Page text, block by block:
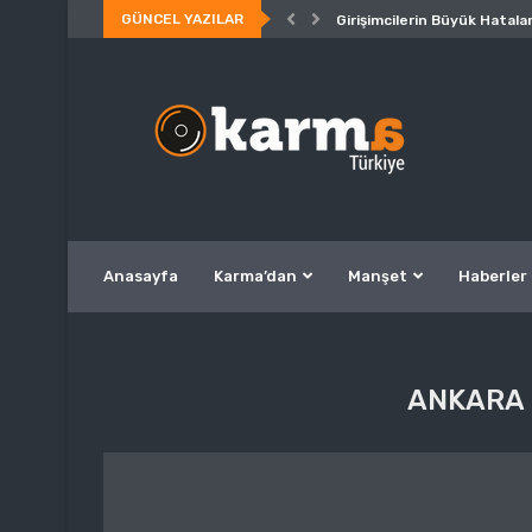
GÜNCEL YAZILAR Girişimcilerin Büyük
Anasayfa Karma’dan Manşet Haberler